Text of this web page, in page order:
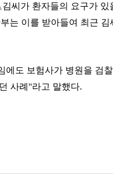
씨가 환자들의 요구가
는 이를 받아들여 최근
도 보험사가 병원을 검
사례"라고 말했다.